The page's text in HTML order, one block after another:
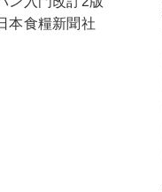
本食糧新聞社